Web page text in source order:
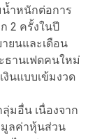
ำหนักต่อการ
2 ครั้งในปี
ยนและเดือน
ธานเฟดคนใหม่
งินแบบเข้มงวด
มอื่น เนื่องจาก
มูลค่าหุ้นส่วน